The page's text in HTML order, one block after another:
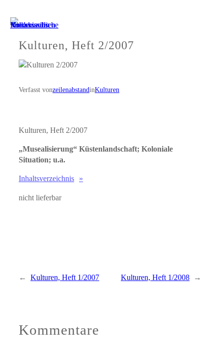
Zum
Inhalt
springenKulturen, Heft 2/2007
Verfasst vonzeilenabstandinKulturen
Kulturen, Heft 2/2007
„Musealisierung“ Küstenlandschaft; Koloniale
Situation; u.a.
Inhaltsverzeichnis
nicht lieferbar
← Kulturen, Heft 1/2007 Kulturen, Heft 1/2008 →
Kommentare